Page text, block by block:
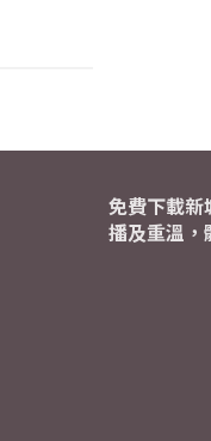
免費下載
播及重溫，